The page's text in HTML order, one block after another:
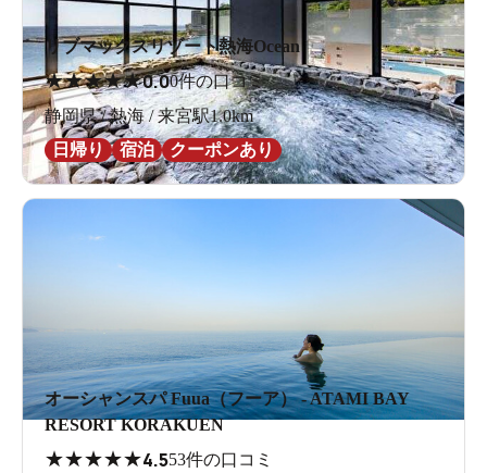
リブマックスリゾート熱海Ocean
★★★★★0.00件の口コミ
静岡県 / 熱海 / 来宮駅1.0km
日帰り
宿泊 クーポンあり
オーシャンスパ Fuua（フーア） - ATAMI BAY
RESORT KORAKUEN
★★★★★4.553件の口コミ